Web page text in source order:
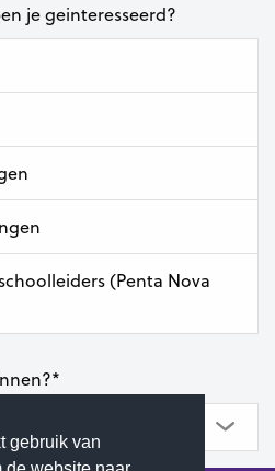
gebruik van
je geinteresseerd?
(Penta Nova
*